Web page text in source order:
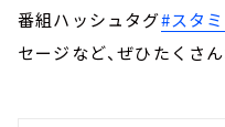
番組ハッシュタグ#スタ
セージなど、ぜひたくさ